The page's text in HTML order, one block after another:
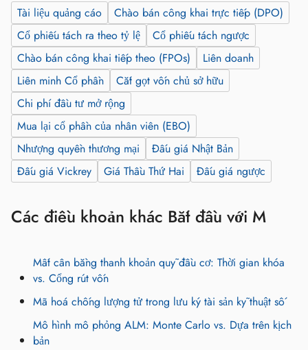
Tài liệu quảng cáo
Chào bán công khai trực tiếp (DPO)
Cổ phiếu tách ra theo tỷ lệ
Cổ phiếu tách ngược
Chào bán công khai tiếp theo (FPOs)
Liên doanh
Liên minh Cổ phần
Cắt gọt vốn chủ sở hữu
Chi phí đầu tư mở rộng
Mua lại cổ phần của nhân viên (EBO)
Nhượng quyền thương mại
Đấu giá Nhật Bản
Đấu giá Vickrey
Giá Thầu Thứ Hai Đấu giá ngược
Các điều khoản khác Bắt đầu với M
Mất cân bằng thanh khoản quỹ đầu cơ: Thời gian khóa
vs. Cổng rút vốn
Mã hoá chống lượng tử trong lưu ký tài sản kỹ thuật số
Mô hình mô phỏng ALM: Monte Carlo vs. Dựa trên kịch
bản